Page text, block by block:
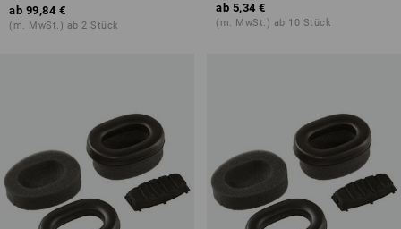
ab 99,84 €
(m. MwSt.) ab 2 Stück
ab 5,34 €
(m. MwSt.) ab 10 Stück